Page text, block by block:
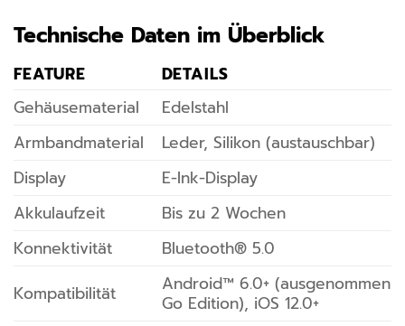
Technische Daten im Überblick
FEATURE
DETAILS
Gehäusematerial
Edelstahl
Armbandmaterial
Leder, Silikon (austauschbar)
Display
E-Ink-Display
Akkulaufzeit
Bis zu 2 Wochen
Konnektivität
Bluetooth® 5.0
Kompatibilität
Android™ 6.0+ (ausgenommen
Go Edition), iOS 12.0+